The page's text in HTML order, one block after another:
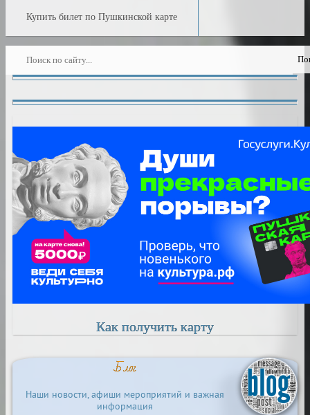
Купить билет по Пушкинской карте
Как получить карту
Блог
Наши новости, афиши мероприятий и важная
информация